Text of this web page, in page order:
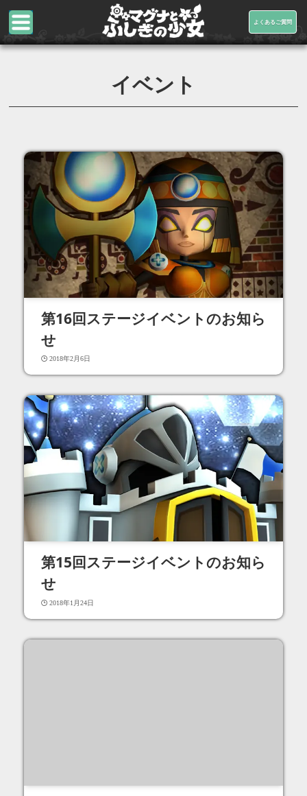
よくあるご質問
イベント
第16回ステージイベントのお知ら
せ
2018年2月6日
第15回ステージイベントのお知ら
せ
2018年1月24日